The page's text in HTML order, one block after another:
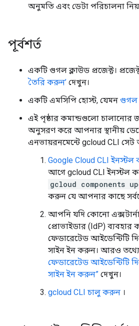
অনুমতি এবং ডেটা পরিচালনা
পূর্বশর্ত
একটি গুগল ক্লাউড প্রজেক্ট।
তৈরি করুন’ দেখুন।
একটি এমসিপি হোস্ট, যেমন গুগল
এই পৃষ্ঠার কমান্ডগুলো চালানোর
অনুসরণ করে আপনার স্থানীয়
এনভায়রনমেন্টে gcloud CLI
Google Cloud CLI
আগে gcloud CLI ইনস্টল
gcloud components
করুন যে আপনার কাছে
আপনি যদি কোনো
প্রোভাইডার (IdP)
ফেডারেটেড আইডেন্টিটি
সাইন ইন করুন। আরও
ফেডারেটেড আইডেন্টিটি
সাইন ইন করুন” দেখুন।
gcloud CLI চালু করুন ।